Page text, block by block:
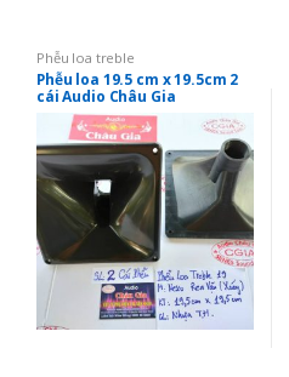
Phễu loa treble
Phễu loa 19.5 cm x 19.5cm 2
cái Audio Châu Gia